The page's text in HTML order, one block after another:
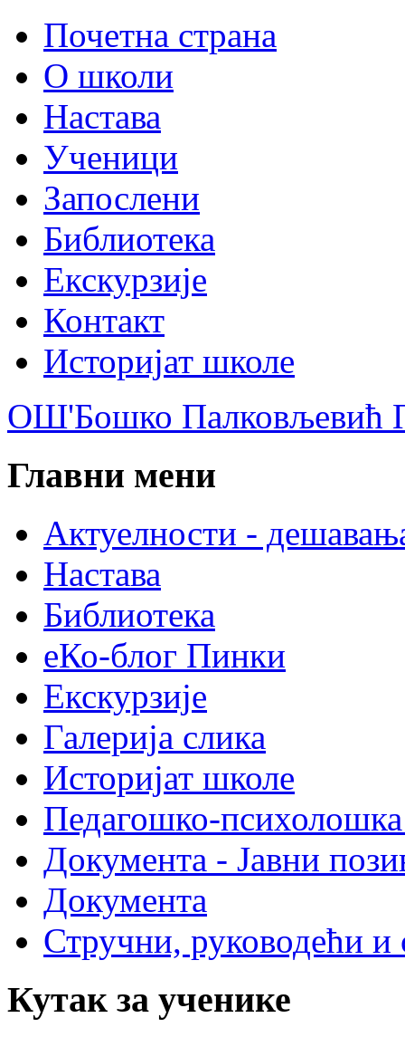
Почетна страна
О школи
Настава
Ученици
Запослени
Библиотека
Екскурзије
Контакт
Историјат школе
ОШ'Бошко Палковљевић
Главни мени
Актуелности -
Настава
Библиотека
еКо-блог Пинки
Екскурзије
Галерија слика
Историјат школе
Педагошко-психолошка
Документа - Јавни
Документа
Стручни, руководећи и
Кутак за ученике